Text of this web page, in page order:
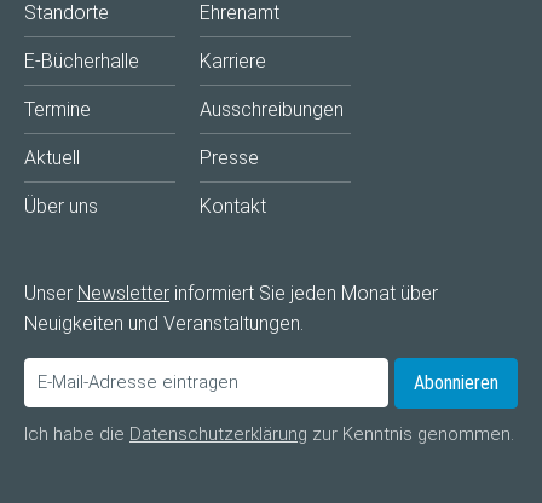
Standorte
E-Bücherhalle
Termine
Aktuell
Über uns
Ehrenamt
Karriere
Ausschreibungen
Presse
Kontakt
Unser Newsletter informiert Sie jeden Monat über
Neuigkeiten und Veranstaltungen.
Abonnieren
Ich habe die Datenschutzerklärung zur Kenntnis genommen.